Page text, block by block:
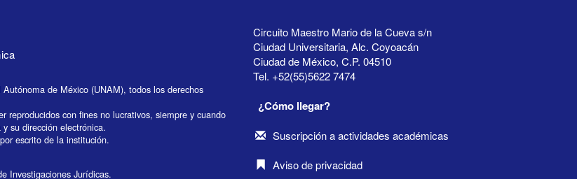
de México (UNAM), todos los derechos
reproducidos con fines no lucrativos, siempre y cuando
su dirección electrónica.
escrito de la institución.
Investigaciones Jurídicas.
Circuito Maestro Mario de la Cueva s/n
Ciudad Universitaria, Alc. Coyoacán
Ciudad de México, C.P. 04510
Tel. +52(55)5622 7474
¿Cómo llegar?
Suscripción a actividades académicas
Aviso de privacidad